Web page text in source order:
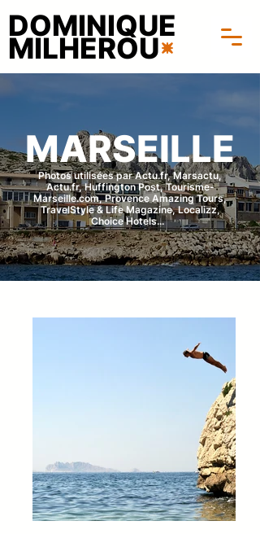
DOMINIQUE
MILHEROU
MARSEILLE
Photos utilisées par Actu.fr, Marsactu,
Actu.fr, Huffington Post, Tourisme-
Marseille.com, Provence Amazing Tours,
TravelStyle & Life Magazine, Localizz,
Choice Hotels...